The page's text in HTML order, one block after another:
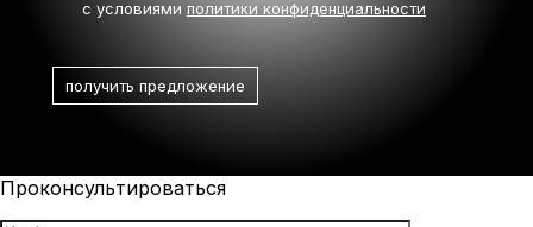
с условиями политики конфиденциальности
Проконсультироваться